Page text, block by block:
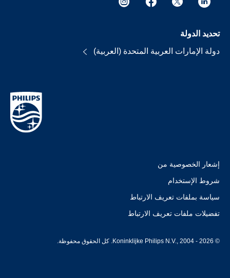
تحديد الدولة
دولة الإمارات العربية المتحدة (العربية)
إشعار الخصوصية من
شروط الإستخدام
سياسة بملفات تعريف الارتباط
تفضيلات ملفات تعريف الارتباط
© Koninklijke Philips N.V., 2004 - 2026. كل الحقوق محفوظة.